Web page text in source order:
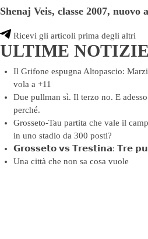
Shenaj Veis, classe 2007,
Ricevi gli articoli prima degli altri
ULTIME NOTIZIE
Il Grifone espugna Altopascio:
vola a +11
Due pullman sì. Il terzo no. E
perché.
Grosseto-Tau partita che vale il
in uno stadio da 300 posti?
𝗚𝗿𝗼𝘀𝘀𝗲𝘁𝗼 𝘃𝘀 𝗧𝗿𝗲𝘀𝘁𝗶𝗻𝗮: 𝗧𝗿𝗲
Una città che non sa cosa vuole